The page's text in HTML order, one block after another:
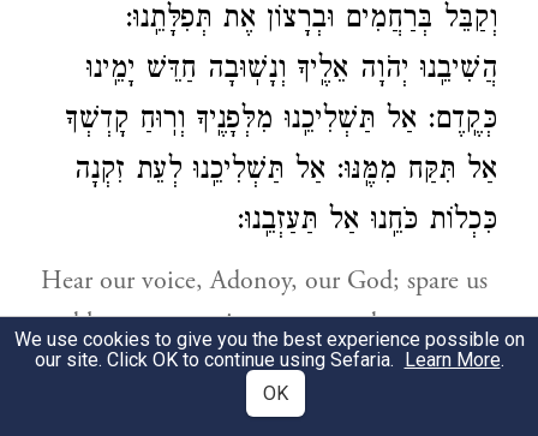
וְקַבֵּל בְּרַחֲמִים וּבְרָצוֹן אֶת תְּפִלָּתֵֽנוּ:
הֲשִׁיבֵֽנוּ יְהֹוָה אֵלֶֽיךָ וְנָשֽׁוּבָה חַדֵּשׁ יָמֵֽינוּ
כְּקֶֽדֶם: אַל תַּשְׁלִיכֵֽנוּ מִלְּפָנֶֽיךָ וְרֽוּחַ קָדְשְׁךָ
אַל תִּקַּח מִמֶּֽנּוּ: אַל תַּשְׁלִיכֵֽנוּ לְעֵת זִקְנָה
כִּכְלוֹת כֹּחֵֽנוּ אַל תַּעַזְבֵֽנוּ:
Hear our voice, Adonoy, our God; spare us
and have compassion on us, and accept our
prayers mercifully and willingly. Lead us
back to You, Adonoy and we shall find the
We use cookies to give you the best experience possible on
our site. Click OK to continue using Sefaria. Learn More.
OK